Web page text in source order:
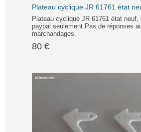
Plateau cyclique JR 61761 état
Plateau cyclique JR 61761 état neuf,
paypal seulement.Pas de réponses
marchandages.
80 €